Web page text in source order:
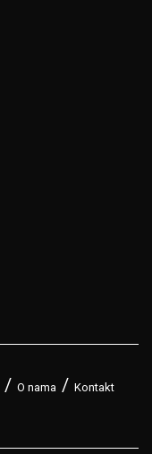
O nama Kontakt